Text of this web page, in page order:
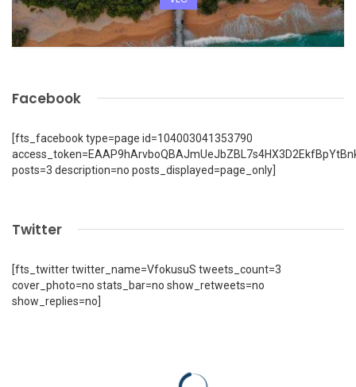
Facebook
[fts_facebook type=page id=104003041353790
posts=3 description=no posts_displayed=page_only]
Twitter
[fts_twitter twitter_name=VfokusuS tweets_count=3
cover_photo=no stats_bar=no show_retweets=no
show_replies=no]